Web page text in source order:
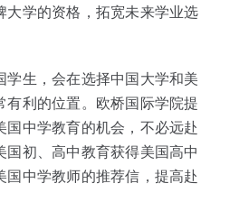
大学的资格，拓宽未来学业选
学生，会在选择中国大学和美
有利的位置。欧桥国际学院提
中学教育的机会，不必远赴
初、高中教育获得美国高中
中学教师的推荐信，提高赴